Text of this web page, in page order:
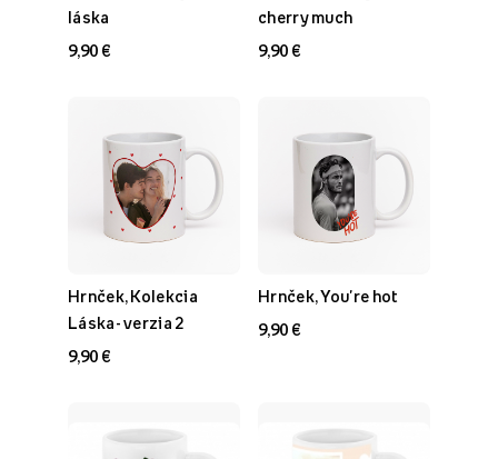
láska
9,90 €
cherry much
9,90 €
Hrnček, Kolekcia
Láska- verzia 2
9,90 €
Hrnček, You're hot
9,90 €